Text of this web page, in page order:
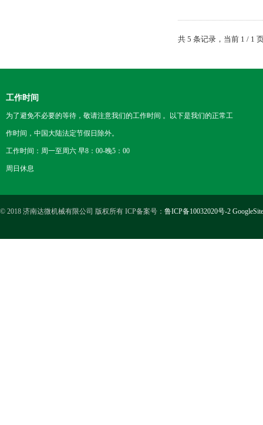
共 5 条记录，当前 1 / 1
工作时间
为了避免不必要的等待，敬请注意我们的工作时间 。以下是我们的正常工
作时间，中国大陆法定节假日除外。
工作时间：周一至周六 早8：00-晚5：00
周日休息
© 2018 济南达微机械有限公司 版权所有 ICP备案号： 鲁ICP备10032020号-2